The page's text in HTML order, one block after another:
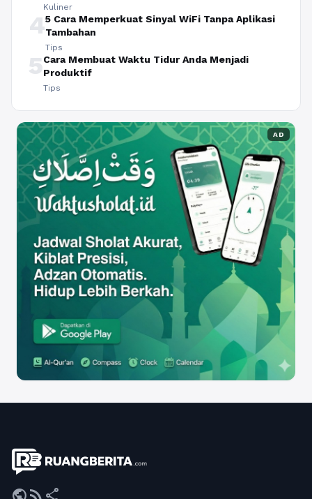
Kuliner
45 Cara Memperkuat Sinyal WiFi Tanpa Aplikasi
Tambahan
Tips
5Cara Membuat Waktu Tidur Anda Menjadi
Produktif
Tips
AD